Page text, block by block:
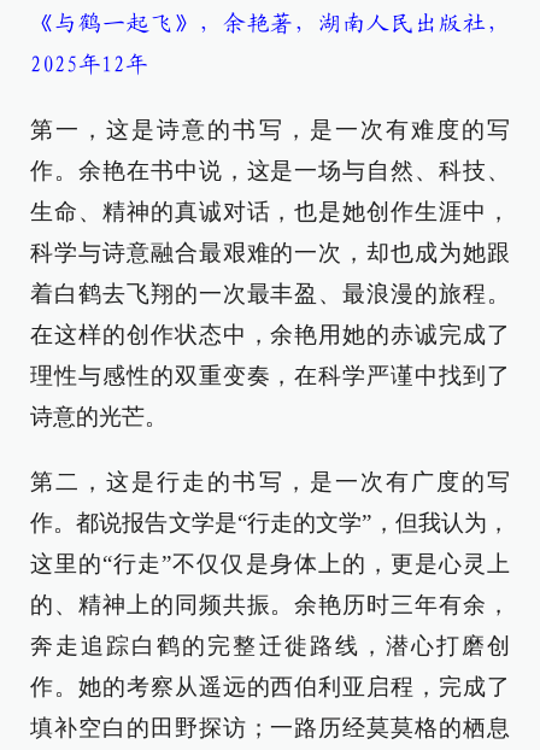
《与鹤一起飞》，余艳著，湖南人民出版社，
2025年12年
第一，这是诗意的书写，是一次有难度的写
作。余艳在书中说，这是一场与自然、科技、
生命、精神的真诚对话，也是她创作生涯中，
科学与诗意融合最艰难的一次，却也成为她跟
着白鹤去飞翔的一次最丰盈、最浪漫的旅程。
在这样的创作状态中，余艳用她的赤诚完成了
理性与感性的双重变奏，在科学严谨中找到了
诗意的光芒。
第二，这是行走的书写，是一次有广度的写
作。都说报告文学是“行走的文学”，但我认为，
这里的“行走”不仅仅是身体上的，更是心灵上
的、精神上的同频共振。余艳历时三年有余，
奔走追踪白鹤的完整迁徙路线，潜心打磨创
作。她的考察从遥远的西伯利亚启程，完成了
填补空白的田野探访；一路历经莫莫格的栖息